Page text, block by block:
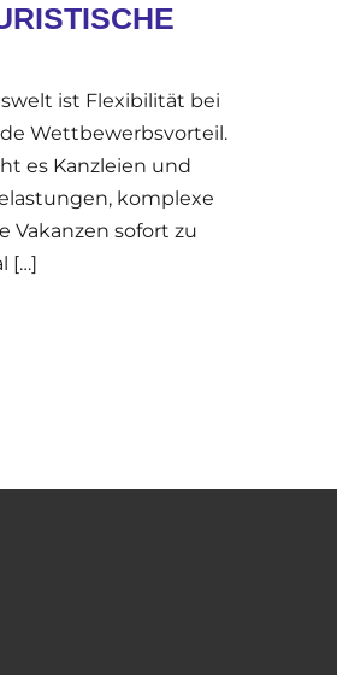
ist Flexibilität bei
Wettbewerbsvorteil.
es Kanzleien und
komplexe
Vakanzen sofort zu
[…]